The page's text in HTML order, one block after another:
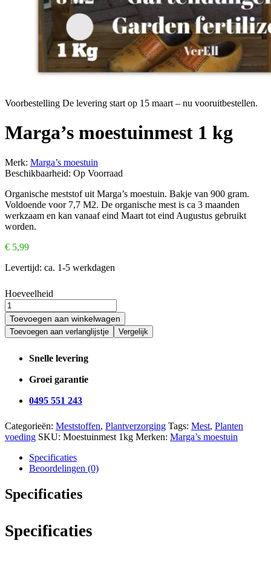
Voorbestelling De levering start op 15 maart – nu vooruitbestellen.
Marga’s moestuinmest 1 kg
Merk: Marga’s moestuin
Beschikbaarheid: Op Voorraad
Organische meststof uit Marga’s moestuin. Bakje van 900 gram.
Voldoende voor 7,7 M2. De organische mest is ca 3 maanden
werkzaam en kan vanaaf eind Maart tot eind Augustus gebruikt
worden.
€ 5,99
Levertijd: ca. 1-5 werkdagen
Hoeveelheid
Toevoegen aan winkelwagen
Toevoegen aan verlanglijstje Vergelijk
Snelle levering
Groei garantie
0495 551 243
Categorieën: Meststoffen, Plantverzorging Tags: Mest, Planten
voeding SKU: Moestuinmest 1kg Merken: Marga’s moestuin
Specificaties
Beoordelingen (0)
Specificaties
Specificaties